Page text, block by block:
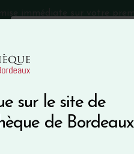
sur le site de
de Bordeaux